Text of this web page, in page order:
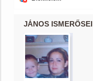
JÁNOS ISMERŐSEI